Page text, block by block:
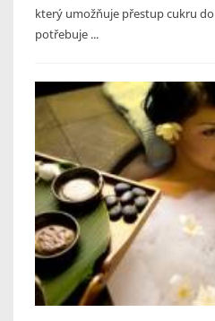
který umožňuje přestup cukru
potřebuje ...